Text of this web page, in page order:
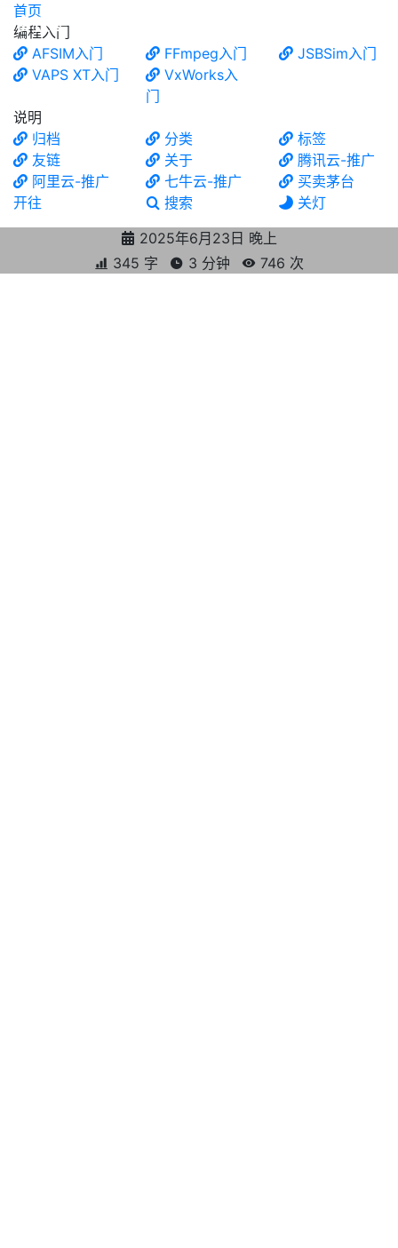
食铁兽
首页
编程入门
AFSIM入门
FFmpeg入门
JSBSim入门
VAPS XT入门
VxWorks入
门
说明
归档
分类
标签
友链
关于
腾讯云-推广
阿里云-推广
七牛云-推广
买卖茅台
开往
搜索
关灯
2025年6月23日 晚上
345 字
3 分钟 746 次